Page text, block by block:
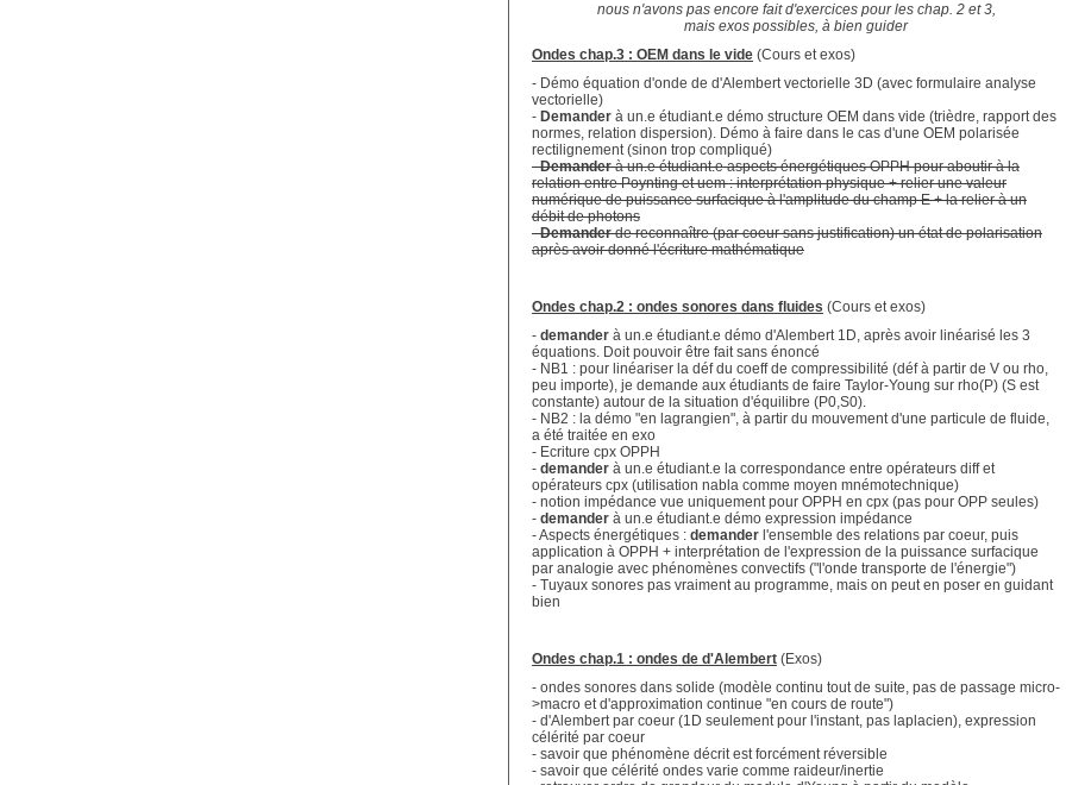
nous n'avons pas encore fait d'exercices pour les chap. 2 et 3,
mais exos possibles, à bien guider
Ondes chap.3 : OEM dans le vide (Cours et exos)
- Démo équation d'onde de d'Alembert vectorielle 3D (avec formulaire analyse
vectorielle)
- Demander à un.e étudiant.e démo structure OEM dans vide (trièdre, rapport des
normes, relation dispersion). Démo à faire dans le cas d'une OEM polarisée
rectilignement (sinon trop compliqué)
-Demanderà un.e étudiant.e aspects énergétiques OPPH pour aboutir à la
relation entre Poynting et uem : interprétation physique + relier une valeur
numérique de puissance surfacique à l'amplitude du champ E + la relier à un
débit de photons
-Demanderde reconnaître (par coeur sans justification) un état de polarisation
après avoir donné l'écriture mathématique
Ondes chap.2 : ondes sonores dans fluides (Cours et exos)
- demander à un.e étudiant.e démo d'Alembert 1D, après avoir linéarisé les 3
équations. Doit pouvoir être fait sans énoncé
- NB1 : pour linéariser la déf du coeff de compressibilité (déf à partir de V ou rho,
peu importe), je demande aux étudiants de faire Taylor-Young sur rho(P) (S est
constante) autour de la situation d'équilibre (P0,S0).
- NB2 : la démo "en lagrangien", à partir du mouvement d'une particule de fluide,
a été traitée en exo
- Ecriture cpx OPPH
- demander à un.e étudiant.e la correspondance entre opérateurs diff et
opérateurs cpx (utilisation nabla comme moyen mnémotechnique)
- notion impédance vue uniquement pour OPPH en cpx (pas pour OPP seules)
- demander à un.e étudiant.e démo expression impédance
- Aspects énergétiques : demander l'ensemble des relations par coeur, puis
application à OPPH + interprétation de l'expression de la puissance surfacique
par analogie avec phénomènes convectifs ("l'onde transporte de l'énergie")
- Tuyaux sonores pas vraiment au programme, mais on peut en poser en guidant
bien
Ondes chap.1 : ondes de d'Alembert (Exos)
- ondes sonores dans solide (modèle continu tout de suite, pas de passage micro-
>macro et d'approximation continue "en cours de route")
- d'Alembert par coeur (1D seulement pour l'instant, pas laplacien), expression
célérité par coeur
- savoir que phénomène décrit est forcément réversible
- savoir que célérité ondes varie comme raideur/inertie